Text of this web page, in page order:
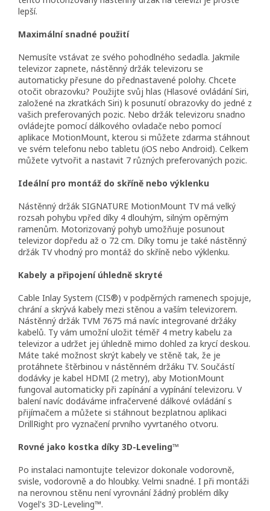
lepší.
Maximální snadné použití
Nemusíte vstávat ze svého pohodlného sedadla. Jakmile
televizor zapnete, nástěnný držák televizoru se
automaticky přesune do přednastavené polohy. Chcete
otočit obrazovku? Použijte svůj hlas (Hlasové ovládání Siri,
založené na zkratkách Siri) k posunutí obrazovky do jedné z
vašich preferovaných pozic. Nebo držák televizoru snadno
ovládejte pomocí dálkového ovladače nebo pomocí
aplikace MotionMount, kterou si můžete zdarma stáhnout
ve svém telefonu nebo tabletu (iOS nebo Android). Celkem
můžete vytvořit a nastavit 7 různých preferovaných pozic.
Ideální pro montáž do skříně nebo výklenku
Nástěnný držák SIGNATURE MotionMount TV má velký
rozsah pohybu vpřed díky 4 dlouhým, silným opěrným
ramenům. Motorizovaný pohyb umožňuje posunout
televizor dopředu až o 72 cm. Díky tomu je také nástěnný
držák TV vhodný pro montáž do skříně nebo výklenku.
Kabely a připojení úhledně skryté
Cable Inlay System (CIS®) v podpěrných ramenech spojuje,
chrání a skrývá kabely mezi stěnou a vaším televizorem.
Nástěnný držák TVM 7675 má navíc integrované držáky
kabelů. Ty vám umožní uložit téměř 4 metry kabelu za
televizor a udržet jej úhledně mimo dohled za krycí deskou.
Máte také možnost skrýt kabely ve stěně tak, že je
protáhnete štěrbinou v nástěnném držáku TV. Součástí
dodávky je kabel HDMI (2 metry), aby MotionMount
fungoval automaticky při zapínání a vypínání televizoru. V
balení navíc dodáváme infračervené dálkové ovládání s
přijímačem a můžete si stáhnout bezplatnou aplikaci
DrillRight pro vyznačení prvního vyvrtaného otvoru.
Rovné jako kostka díky 3D-Leveling™
Po instalaci namontujte televizor dokonale vodorovně,
svisle, vodorovně a do hloubky. Velmi snadné. I při montáži
na nerovnou stěnu není vyrovnání žádný problém díky
Vogel's 3D-Leveling™.